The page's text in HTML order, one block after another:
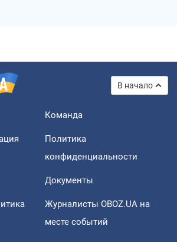
В начало
Команда
Политика
конфиденциальности
Документы
Журналисты OBOZ.UA на
месте событий